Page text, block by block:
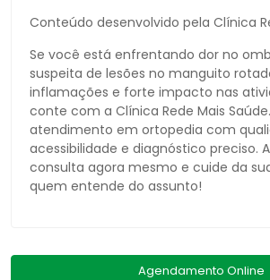
Conteúdo desenvolvido pela Clínica
Se você está enfrentando dor no
suspeita de lesões no manguito
inflamações e forte impacto nas
conte com a Clínica Rede Mais
atendimento em ortopedia com
acessibilidade e diagnóstico preciso.
consulta agora mesmo e cuide da
quem entende do assunto!
Agendamento Online